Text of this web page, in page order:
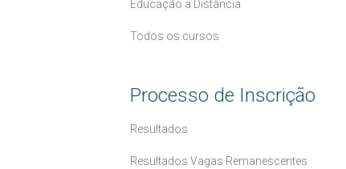
Educação a Distância
Todos os cursos
Processo de Inscrição
Resultados
Resultados Vagas Remanescentes